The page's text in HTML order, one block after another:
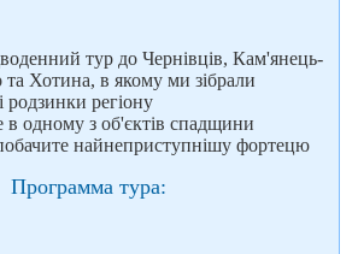
тур до Чернівців, Кам'янець-
та Хотина, в якому ми зібрали
родзинки регіону
в одному з об'єктів спадщини
найнеприступнішу фортецю
Программа тура: